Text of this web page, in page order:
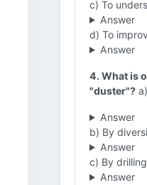
c) To
Answer
d) To
Answer
4. What is
"duster"?
Answer
b) By
Answer
c) By
Answer